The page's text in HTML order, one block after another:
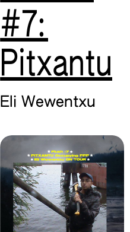
#7:
Pitxantu
Eli Wewentxu